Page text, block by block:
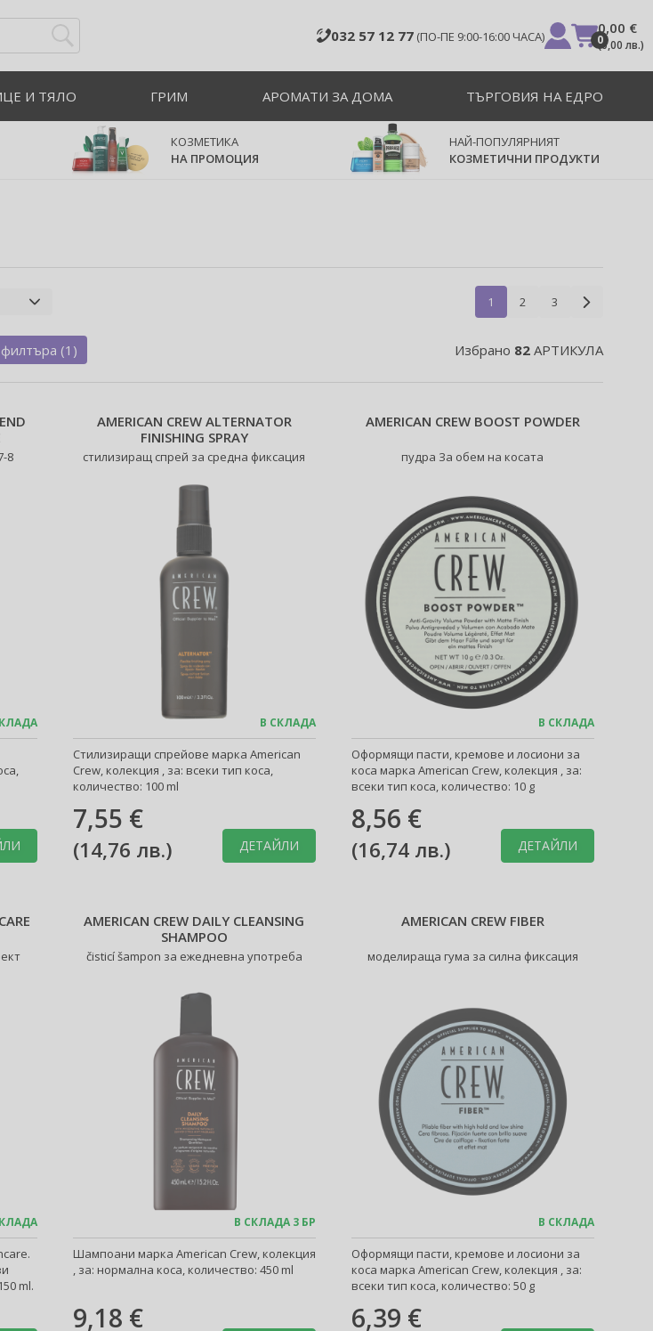
032 57 12 77 (ПО-ПЕ 9:00-16:00 ЧАСА) 0
0,00 €
(0,00 лв.)
И ТЯЛО ГРИМ АРОМАТИ ЗА ДОМА ТЪРГОВИЯ НА ЕДРО
КОЗМЕТИКА
НА ПРОМОЦИЯ
НАЙ-ПОПУЛЯРНИЯТ
КОЗМЕТИЧНИ ПРОДУКТИ
1 2 3
Избрано 82АРТИКУЛА
(1)
8
AMERICAN CREW ALTERNATOR
FINISHING SPRAY
стилизиращ спрей за средна фиксация
В СКЛАДА
Стилизиращи спрейове марка American
Crew, колекция , за: всеки тип коса,
количество: 100 ml
7,55 €
(14,76 лв.) ДЕТАЙЛИ
AMERICAN CREW BOOST POWDER
пудра За обем на косата
В СКЛАДА
Оформящи пасти, кремове и лосиони за
коса марка American Crew, колекция , за:
всеки тип коса, количество: 10 g
8,56 €
(16,74 лв.) ДЕТАЙЛИ
ml.
AMERICAN CREW DAILY CLEANSING
SHAMPOO
čisticí šampon за ежедневна употреба
В СКЛАДА 3 БР
Шампоани марка American Crew, колекция
, за: нормална коса, количество: 450 ml
9,18 €
AMERICAN CREW FIBER
моделираща гума за силна фиксация
В СКЛАДА
Оформящи пасти, кремове и лосиони за
коса марка American Crew, колекция , за:
всеки тип коса, количество: 50 g
6,39 €